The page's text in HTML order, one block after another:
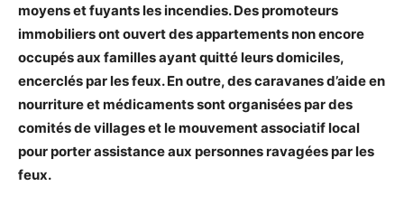
moyens et fuyants les incendies. Des promoteurs
immobiliers ont ouvert des appartements non encore
occupés aux familles ayant quitté leurs domiciles,
encerclés par les feux. En outre, des caravanes d’aide en
nourriture et médicaments sont organisées par des
comités de villages et le mouvement associatif local
pour porter assistance aux personnes ravagées par les
feux.